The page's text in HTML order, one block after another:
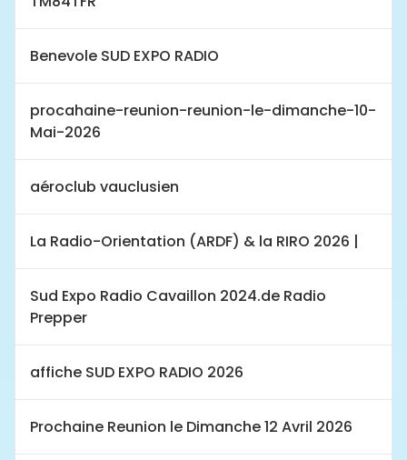
Benevole SUD EXPO RADIO
procahaine-reunion-reunion-le-dimanche-10-
Mai-2026
aéroclub vauclusien
La Radio-Orientation (ARDF) & la RIRO 2026 |
Sud Expo Radio Cavaillon 2024.de Radio
Prepper
affiche SUD EXPO RADIO 2026
Prochaine Reunion le Dimanche 12 Avril 2026